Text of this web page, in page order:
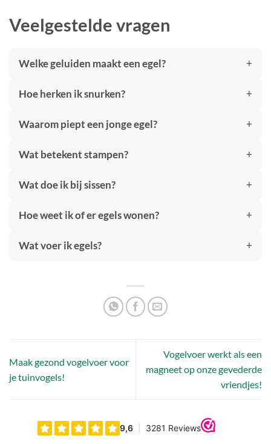
Veelgestelde vragen
Welke geluiden maakt een egel?
Hoe herken ik snurken?
Waarom piept een jonge egel?
Wat betekent stampen?
Wat doe ik bij sissen?
Hoe weet ik of er egels wonen?
Wat voer ik egels?
Maak gezond vogelvoer voor
je tuinvogels!
Vogelvoer werkt als een
magneet op onze gevederde
vriendjes!